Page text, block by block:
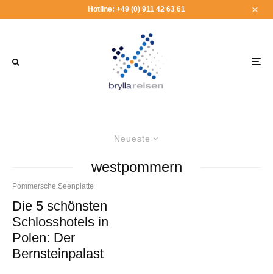
Hotline: +49 (0) 911 42 63 61
Neueste
westpommern
Pommersche Seenplatte
Die 5 schönsten
Schlosshotels in
Polen: Der
Bernsteinpalast